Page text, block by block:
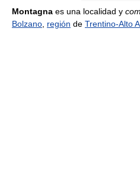
Montagna es una localidad y
Bolzano región de Trentino-Alto